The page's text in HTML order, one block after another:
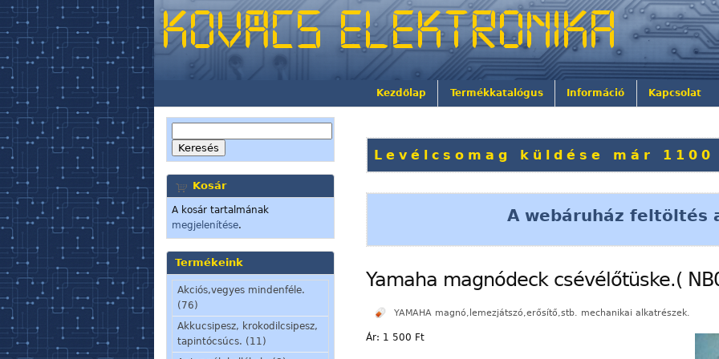
Kezdőlap Termékkatalógus Információ Kapcsolat
Kosár
A kosár tartalmának
megjelenítése.
Termékeink
Akciós,vegyes mindenféle.
(76)
Akkucsipesz, krokodilcsipesz,
tapintócsúcs. (11)
Levélcsomag küldése már
A webáruház feltöltés
Yamaha magnódeck csévélőtüske.(
YAMAHA magnó,lemezjátszó,erősítő,stb. mechanikai alkatrészek.
Ár: 1 500 Ft